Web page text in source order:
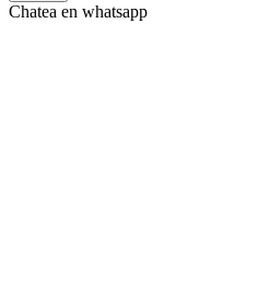
Chatea en whatsapp